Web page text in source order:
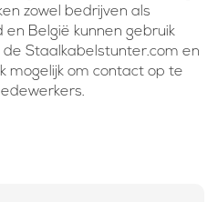
zowel bedrijven als
België kunnen gebruik
Staalkabelstunter.com en
mogelijk om contact op te